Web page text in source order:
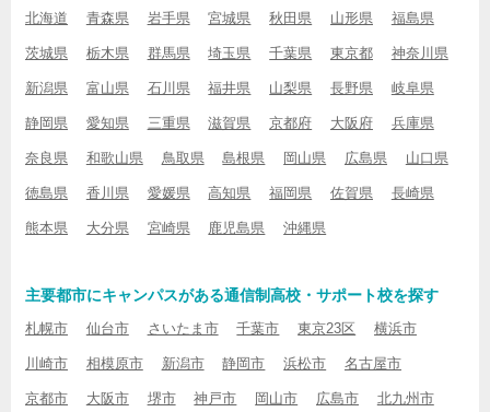
北海道 青森県 岩手県 宮城県 秋田県 山形県 福島県
茨城県 栃木県 群馬県 埼玉県 千葉県 東京都 神奈川県
新潟県 富山県 石川県 福井県 山梨県 長野県 岐阜県
静岡県 愛知県 三重県 滋賀県 京都府 大阪府 兵庫県
奈良県 和歌山県 鳥取県 島根県 岡山県 広島県 山口県
徳島県 香川県 愛媛県 高知県 福岡県 佐賀県 長崎県
熊本県 大分県 宮崎県 鹿児島県 沖縄県
主要都市にキャンパスがある通信制高校・サポート校を探す
札幌市 仙台市 さいたま市 千葉市 東京23区 横浜市
川崎市 相模原市 新潟市 静岡市 浜松市 名古屋市
京都市 大阪市 堺市 神戸市 岡山市 広島市 北九州市